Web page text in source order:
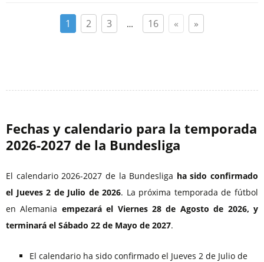
1 2 3 … 16 « »
Fechas y calendario para la temporada
2026⁠-2027 de la Bundesliga
El calendario 2026-2027 de la Bundesliga ha sido confirmado
el Jueves 2 de Julio de 2026. La próxima temporada de fútbol
en Alemania empezará el Viernes 28 de Agosto de 2026, y
terminará el Sábado 22 de Mayo de 2027.
El calendario ha sido confirmado el Jueves 2 de Julio de